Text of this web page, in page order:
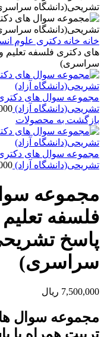
خانه خانه دکتری علوم
های دکتری فلسفه تعلیم
سراسری)
مجموعه سوال های دکتری
تشریحی(دانشگاه آزاد)
بازگشت به محصولات
مجموعه سوال های
تشریحی(دانشگاه آزاد)
مجموعه
فلسفه
پاسخ
سراسری)
7,500,000 ریال
مجموعه سوال